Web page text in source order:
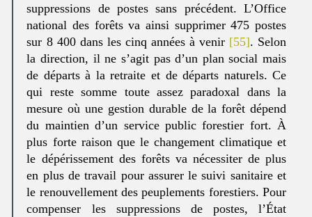
suppressions de postes sans précédent. L’Office
national des forêts va ainsi supprimer 475 postes
sur 8 400 dans les cinq années à venir [55]. Selon
la direction, il ne s’agit pas d’un plan social mais
de départs à la retraite et de départs naturels. Ce
qui reste somme toute assez paradoxal dans la
mesure où une gestion durable de la forêt dépend
du maintien d’un service public forestier fort. À
plus forte raison que le changement climatique et
le dépérissement des forêts va nécessiter de plus
en plus de travail pour assurer le suivi sanitaire et
le renouvellement des peuplements forestiers. Pour
compenser les suppressions de postes, l’État